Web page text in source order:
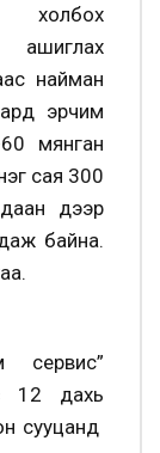
холбох
найман
эрчим
мянган
сая 300
дээр
байна.
12 дахь
сууцанд